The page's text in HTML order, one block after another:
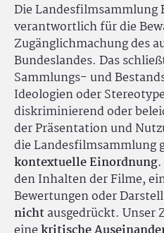
Die
verantwortlich für die
Zugänglichmachung des
Bundeslandes. Das
Sammlungs- und
Ideologien oder
diskriminierend oder
der Präsentation und
die Landesfilmsammlung
kontextuelle Einordnung
den Inhalten der Filme,
Bewertungen oder
nichtausgedrückt. Unser